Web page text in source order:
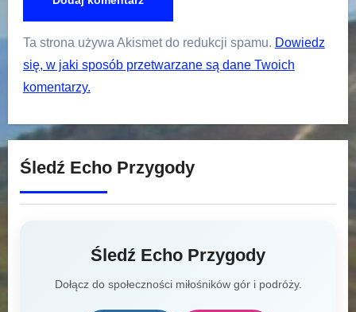
Ta strona używa Akismet do redukcji spamu. Dowiedz
się, w jaki sposób przetwarzane są dane Twoich
komentarzy.
Śledź Echo Przygody
Śledź Echo Przygody
Dołącz do społeczności miłośników gór i podróży.